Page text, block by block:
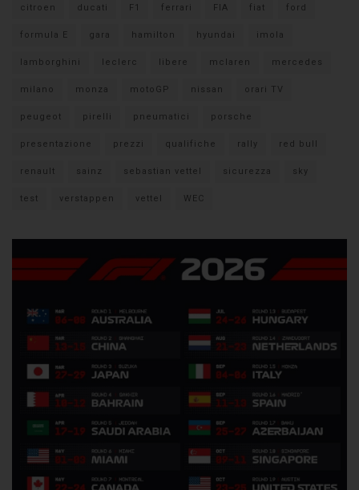
citroen ducati F1 ferrari FIA fiat ford
formula E gara hamilton hyundai imola
lamborghini leclerc libere mclaren mercedes
milano monza motoGP nissan orari TV
peugeot pirelli pneumatici porsche
presentazione prezzi qualifiche rally red bull
renault sainz sebastian vettel sicurezza sky
test verstappen vettel WEC